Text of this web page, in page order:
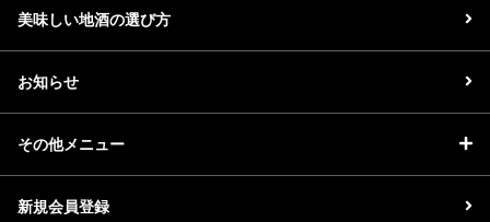
美味しい地酒の選び方
お知らせ
その他メニュー
新規会員登録